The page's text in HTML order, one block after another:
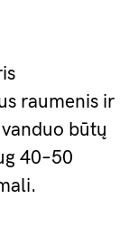
raumenis ir
būtų
40–50